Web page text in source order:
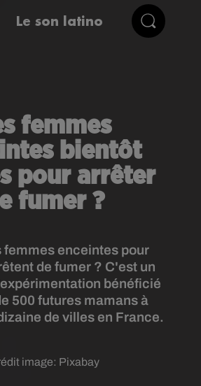
Le son latino
femmes
bientôt
pour arrêter
fumer ?
femmes enceintes pour
de fumer ? C'est un
bénéficié
500 futures mamans à
de villes en France.
image: Pixabay